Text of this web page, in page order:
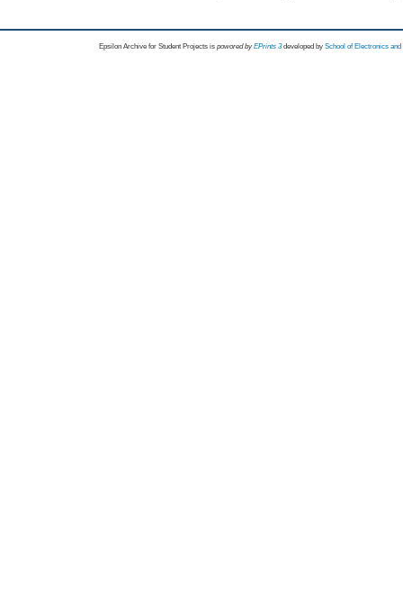
Epsilon Archive for Student Projects is powored byEPrints 3 developed by School of Electronics